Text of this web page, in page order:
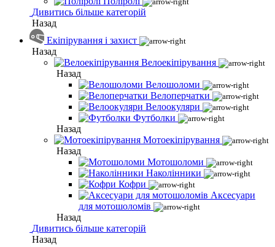
Дивитись більше категорій
Назад
Екіпірування і захист
Назад
Велоекіпірування
Назад
Велошоломи
Велоперчатки
Велоокуляри
Футболки
Назад
Мотоекіпірування
Назад
Мотошоломи
Наколінники
Кофри
Аксесуари
для мотошоломів
Назад
Дивитись більше категорій
Назад